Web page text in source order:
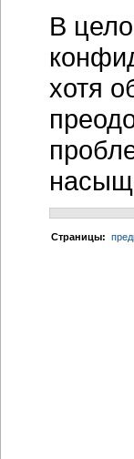
В
хотя
Cтраницы: